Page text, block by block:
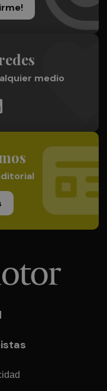
medio